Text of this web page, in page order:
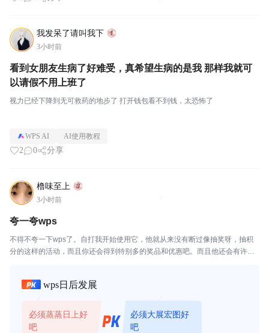
我发呆了请叫我下
3小时前
看到女朋友生病了好难受，真希望生病的是我 那样我就可
以请假不用上班了
视力已经下降到无可救药的地步了 打开钱包看不到钱，太恐怖了
WPS AI AI使用教程
2 0 分享
橹味至上
3小时前
夸一夸wps
不得不夸一下wps了。自打我开始使用它，他就从来没有断过像抽奖呀，抽积
分的这样的活动，而且你还会得到特别多的奖品和优惠吧。而且他还会有许多
wps日后发展
必须蒸蒸日上好
吧
必须大展宏图好
吧